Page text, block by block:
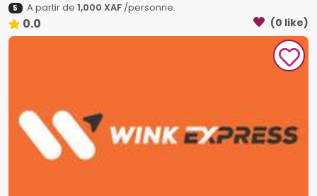
5 A partir de 1,000 XAF/personne.
0.0 (0 like)